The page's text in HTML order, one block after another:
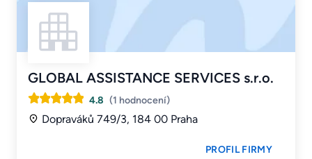
GLOBAL ASSISTANCE SERVICES s.r.o.
4.8 (1 hodnocení)
Dopraváků 749/3, 184 00 Praha
PROFIL FIRMY